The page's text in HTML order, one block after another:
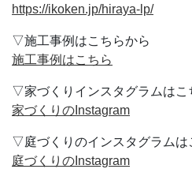
https://ikoken.jp/hiraya-lp/
▽施工事例はこちらから
施工事例はこちら
▽家づくりインスタグラムはこ
家づくりのInstagram
▽庭づくりのインスタグラムは
庭づくりのInstagram